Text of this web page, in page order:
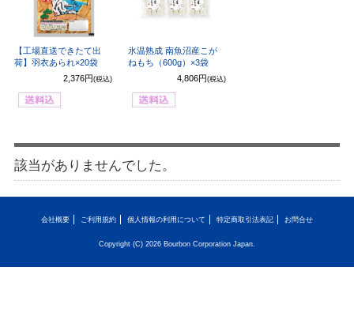
【工場直送できたて出
荷】羽衣あられ×20袋
2,376円 (税込)
氷温熟成 南魚沼産こが
ねもち（600g）×3袋
4,806円 (税込)
該当がありませんでした。
会社概要 ご利用規約 個人情報の利用について 特定商取引法表記 お問合せ
Copyright (C) 2026 Bourbon Corporation Japan.